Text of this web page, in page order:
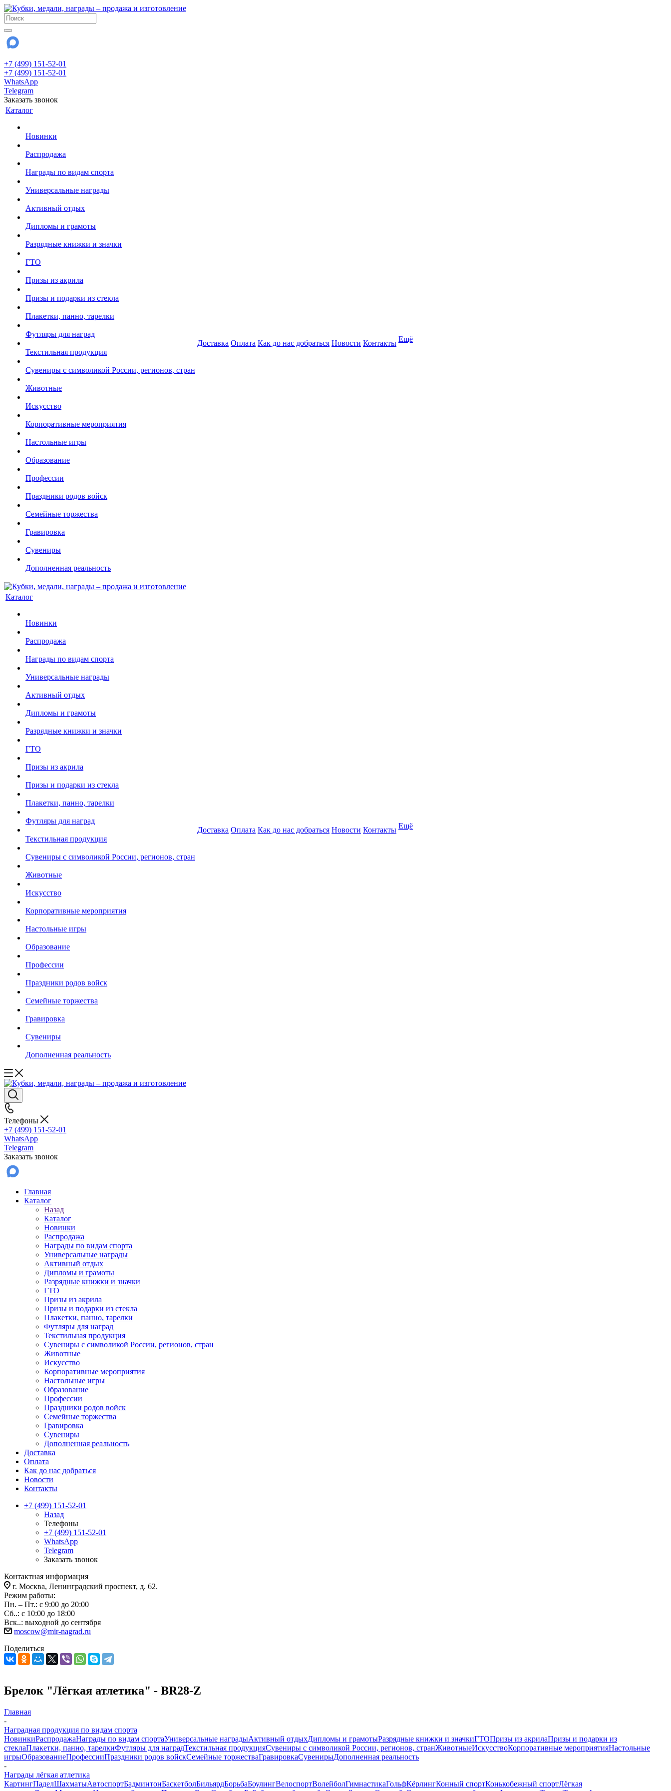
+7 (499) 151-52-01
+7 (499) 151-52-01
WhatsApp
Telegram
Заказать звонок
Каталог
Новинки
Распродажа
Награды по видам спорта
Универсальные награды
Активный отдых
Дипломы и грамоты
Разрядные книжки и значки
ГТО
Призы из акрила
Призы и подарки из стекла
Плакетки, панно, тарелки
Футляры для наград
Текстильная продукция
Сувениры с символикой России, регионов, стран
Животные
Искусство
Корпоративные мероприятия
Настольные игры
Образование
Профессии
Праздники родов войск
Семейные торжества
Гравировка
Сувениры
Дополненная реальность
Доставка Оплата Как до нас добраться Новости Контакты Ещё
Каталог
Новинки
Распродажа
Награды по видам спорта
Универсальные награды
Активный отдых
Дипломы и грамоты
Разрядные книжки и значки
ГТО
Призы из акрила
Призы и подарки из стекла
Плакетки, панно, тарелки
Футляры для наград
Текстильная продукция
Сувениры с символикой России, регионов, стран
Животные
Искусство
Корпоративные мероприятия
Настольные игры
Образование
Профессии
Праздники родов войск
Семейные торжества
Гравировка
Сувениры
Дополненная реальность
Доставка Оплата Как до нас добраться Новости Контакты Ещё
Телефоны
+7 (499) 151-52-01
WhatsApp
Telegram
Заказать звонок
Главная
Каталог
Назад
Каталог
Новинки
Распродажа
Награды по видам спорта
Универсальные награды
Активный отдых
Дипломы и грамоты
Разрядные книжки и значки
ГТО
Призы из акрила
Призы и подарки из стекла
Плакетки, панно, тарелки
Футляры для наград
Текстильная продукция
Сувениры с символикой России, регионов, стран
Животные
Искусство
Корпоративные мероприятия
Настольные игры
Образование
Профессии
Праздники родов войск
Семейные торжества
Гравировка
Сувениры
Дополненная реальность
Доставка
Оплата
Как до нас добраться
Новости
Контакты
+7 (499) 151-52-01
Назад
Телефоны
+7 (499) 151-52-01
WhatsApp
Telegram
Заказать звонок
Контактная информация
г. Москва, Ленинградский проспект, д. 62.
Режим работы:
Пн. – Пт.: с 9:00 до 20:00
Сб..: с 10:00 до 18:00
Вск..: выходной до сентября
moscow@mir-nagrad.ru
Поделиться
Брелок "Лёгкая атлетика" - BR28-Z
Главная
-
Наградная продукция по видам спорта
НовинкиРаспродажаНаграды по видам спортаУниверсальные наградыАктивный отдыхДипломы и грамотыРазрядные книжки и значкиГТОПризы из акрилаПризы и подарки из
стеклаПлакетки, панно, тарелкиФутляры для наградТекстильная продукцияСувениры с символикой России, регионов, странЖивотныеИскусствоКорпоративные мероприятияНастольные
игрыОбразованиеПрофессииПраздники родов войскСемейные торжестваГравировкаСувенирыДополненная реальность
-
Награды лёгкая атлетика
КартингПаделШахматыАвтоспортБадминтонБаскетболБильярдБорьбаБоулингВелоспортВолейболГимнастикаГольфКёрлингКонный спортКонькобежный спортЛёгкая